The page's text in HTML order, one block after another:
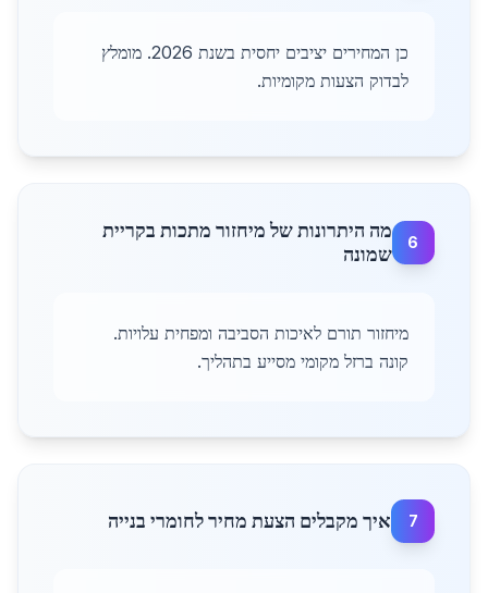
כן המחירים יציבים יחסית בשנת 2026. מומלץ
לבדוק הצעות מקומיות.
6
מה היתרונות של מיחזור מתכות בקריית
שמונה
מיחזור תורם לאיכות הסביבה ומפחית עלויות.
קונה ברזל מקומי מסייע בתהליך.
7 איך מקבלים הצעת מחיר לחומרי בנייה